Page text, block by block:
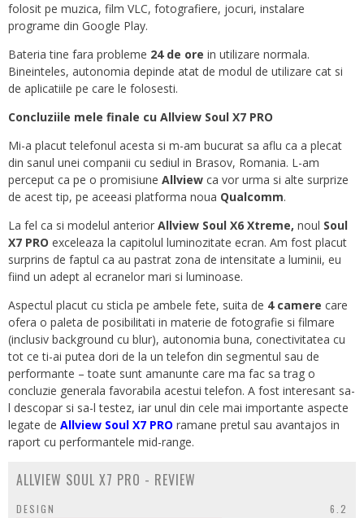
folosit pe muzica, film VLC, fotografiere, jocuri, instalare
programe din Google Play.
Bateria tine fara probleme 24 de ore in utilizare normala.
Bineinteles, autonomia depinde atat de modul de utilizare cat si
de aplicatiile pe care le folosesti.
Concluziile mele finale cu Allview Soul X7 PRO
Mi-a placut telefonul acesta si m-am bucurat sa aflu ca a plecat
din sanul unei companii cu sediul in Brasov, Romania. L-am
perceput ca pe o promisiune Allview ca vor urma si alte surprize
de acest tip, pe aceeasi platforma noua Qualcomm.
La fel ca si modelul anterior Allview Soul X6 Xtreme, noul Soul
X7 PRO exceleaza la capitolul luminozitate ecran. Am fost placut
surprins de faptul ca au pastrat zona de intensitate a luminii, eu
fiind un adept al ecranelor mari si luminoase.
Aspectul placut cu sticla pe ambele fete, suita de 4 camere care
ofera o paleta de posibilitati in materie de fotografie si filmare
(inclusiv background cu blur), autonomia buna, conectivitatea cu
tot ce ti-ai putea dori de la un telefon din segmentul sau de
performante – toate sunt amanunte care ma fac sa trag o
concluzie generala favorabila acestui telefon. A fost interesant sa-
l descopar si sa-l testez, iar unul din cele mai importante aspecte
legate de Allview Soul X7 PRO ramane pretul sau avantajos in
raport cu performantele mid-range.
ALLVIEW SOUL X7 PRO - REVIEW
DESIGN 6.2